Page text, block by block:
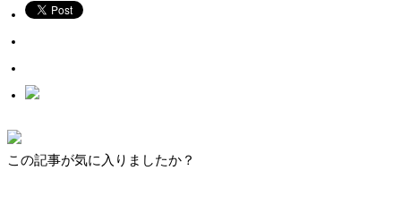
この記事が気に入りましたか？